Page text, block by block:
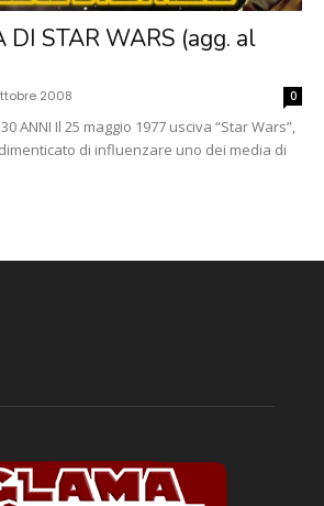
DI STAR WARS (agg. al
2008 0
30 ANNI Il 25 maggio 1977 usciva “Star Wars”,
di influenzare uno dei media di